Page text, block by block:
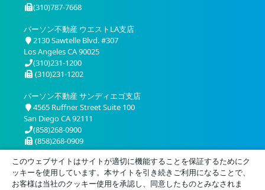
(310)787-7668
パーソン不動産 ウエストLA支店
2130 Sawtelle Blvd. #307
Los Angeles CA 90025
(310)231-1200
(310)231-1202
パーソン不動産 サンディエゴ支店
4565 Ruffner Street Suite 100
San Diego CA 92111
(858)268-0900
(858)268-0909
このウェブサイトはサイトが適切に機能することを保証するためにク
ッキーを使用しています。本サイトを引き続きご利用になることで、
お客様は当社のクッキー使用を承認し、同意したものとみなされま